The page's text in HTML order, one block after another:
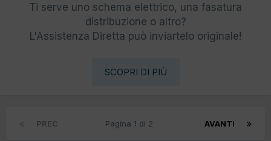
Ti serve uno schema elettrico, una fasatura
distribuzione o altro?
L'Assistenza Diretta può inviartelo originale!
SCOPRI DI PIÙ
PREC AVANTI
Pagina 1 di 2